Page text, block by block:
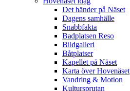
Det händer på Näset
Dagens samhälle
Snabbfakta
Badplatsen Reso
Bildgalleri
Båtplatser
Kapellet på Näset
Karta över Hovenäset
Vandring & Motion
Kultursprutan